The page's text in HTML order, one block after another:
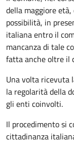
della maggiore
possibilità, in
italiana entro il
mancanza di tale
fatta anche oltre il
Una volta ricevuta
la regolarità della
gli enti coinvolti.
Il procedimento si
cittadinanza